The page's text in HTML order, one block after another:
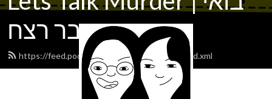
נדבר רצח
https://feed.podbean.com/letstalkmurder/feed.xml